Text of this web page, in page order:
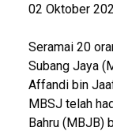
02 Oktober
Seramai 20
Subang Jaya
Affandi bin
MBSJ telah
Bahru (MBJB)